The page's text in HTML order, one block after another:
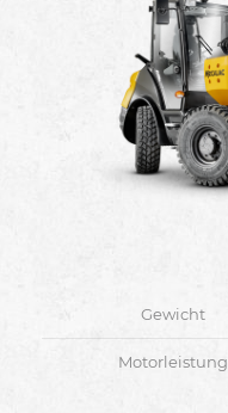
Gewicht
Motorleistung